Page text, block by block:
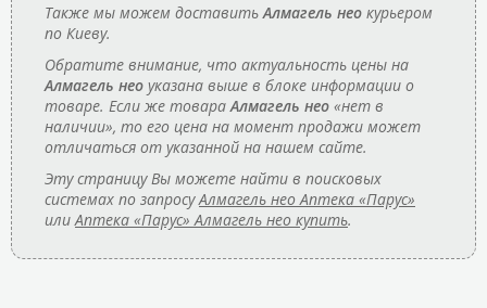
Также мы можем доставитьАлмагель нео курьером
по Киеву.
Обратите внимание, что актуальность цены на
Алмагель нео указана выше в блоке информации о
товаре. Если же товараАлмагель нео «нет в
наличии», то его цена на момент продажи может
отличаться от указанной на нашем сайте.
Эту страницу Вы можете найти в поисковых
системах по запросуАлмагель нео Аптека «Парус»
илиАптека «Парус» Алмагель нео купить.